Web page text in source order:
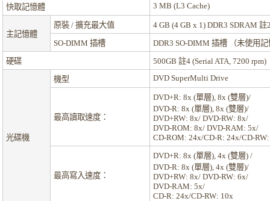
快取記憶體 3 MB (L3 Cache)
主記憶體
原裝 / 擴充最大值 4 GB (4 GB x 1) DDR3 SDRAM 註
SO-DIMM 插槽
DDR3 SO-DIMM 插槽 （未使用
硬碟
500GB 註4 (Serial ATA, 7200 rpm)
光碟機
機型 DVD SuperMulti Drive
最高讀取速度：
DVD+R: 8x (單層), 8x (雙層)/
DVD-R: 8x (單層), 8x (雙層)/
DVD+RW: 8x/ DVD-RW: 8x/
DVD-ROM: 8x/ DVD-RAM: 5x/
CD-ROM: 24x/CD-R: 24x/CD-
最高寫入速度：
DVD+R: 8x (單層), 4x (雙層) /
DVD-R: 8x (單層), 4x (雙層)/
DVD+RW: 8x/ DVD-RW: 6x/
DVD-RAM: 5x/
CD-R: 24x/CD-RW: 10x